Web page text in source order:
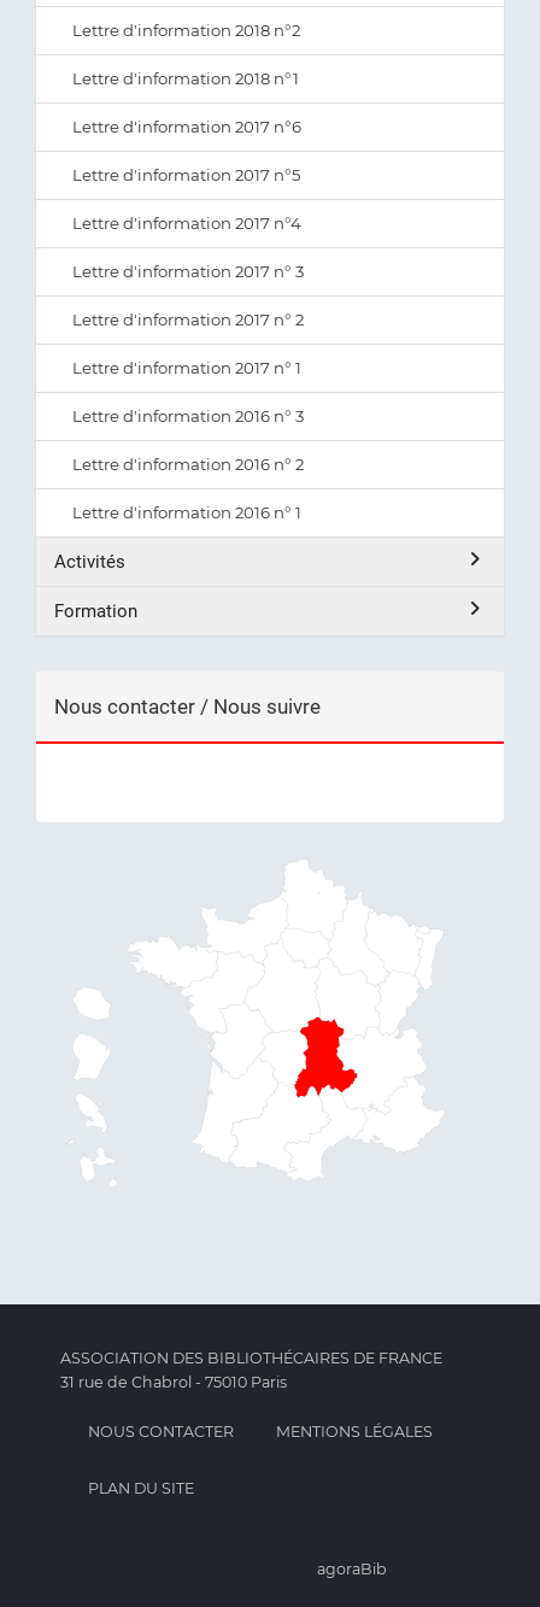
Lettre d'information 2018 n°2
Lettre d'information 2018 n°1
Lettre d'information 2017 n°6
Lettre d'information 2017 n°5
Lettre d'information 2017 n°4
Lettre d'information 2017 n° 3
Lettre d'information 2017 n° 2
Lettre d'information 2017 n° 1
Lettre d'information 2016 n° 3
Lettre d'information 2016 n° 2
Lettre d'information 2016 n° 1
Activités
Formation
Nous contacter / Nous suivre
ASSOCIATION DES BIBLIOTHÉCAIRES DE FRANCE
31 rue de Chabrol - 75010 Paris
NOUS CONTACTER MENTIONS LÉGALES
PLAN DU SITE
agoraBib